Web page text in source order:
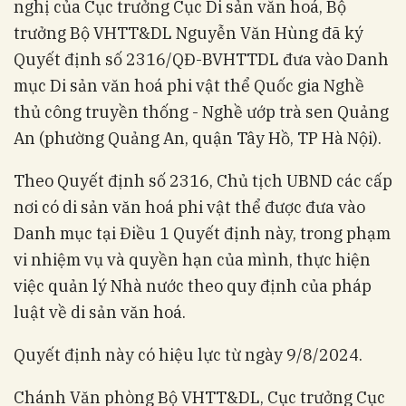
nghị của Cục trưởng Cục Di sản văn hoá, Bộ
trưởng Bộ VHTT&DL Nguyễn Văn Hùng đã ký
Quyết định số 2316/QĐ-BVHTTDL đưa vào Danh
mục Di sản văn hoá phi vật thể Quốc gia Nghề
thủ công truyền thống - Nghề ướp trà sen Quảng
An (phường Quảng An, quận Tây Hồ, TP Hà Nội).
Theo Quyết định số 2316, Chủ tịch UBND các cấp
nơi có di sản văn hoá phi vật thể được đưa vào
Danh mục tại Điều 1 Quyết định này, trong phạm
vi nhiệm vụ và quyền hạn của mình, thực hiện
việc quản lý Nhà nước theo quy định của pháp
luật về di sản văn hoá.
Quyết định này có hiệu lực từ ngày 9/8/2024.
Chánh Văn phòng Bộ VHTT&DL, Cục trưởng Cục